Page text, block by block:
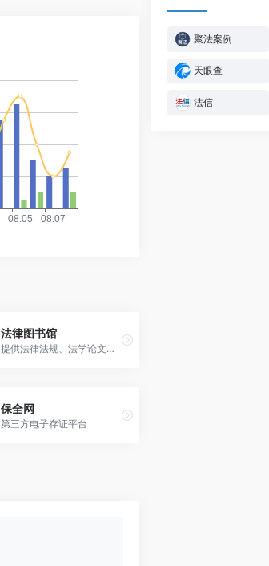
法律图书馆
提供法律法规、法学论文、裁判文书法律图书等内容，部分内容免费
保全网
第三方电子存证平台
聚法案例
天眼查
法信